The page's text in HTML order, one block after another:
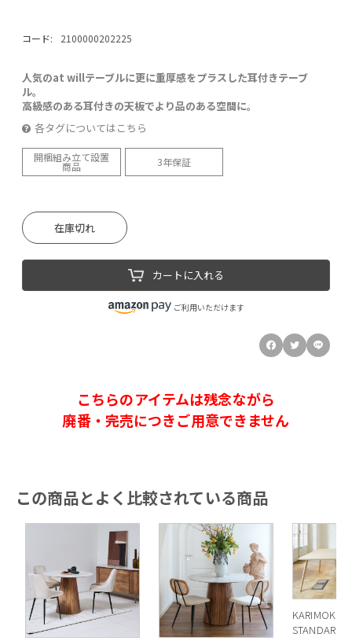
コード: 2100000202225
人気のat willテーブルに更に重厚感をプラスした耳付きテーブ
ル。
高級感のある耳付きの天板でより品のある空間に。
各タグについてはこちら
開梱組み立て設置
商品 3年保証
在庫切れ
カートに入れる
ご利用いただけます
こちらのアイテムは残念ながら
廃番・完売につきご用意できません
この商品とよく比較されている商品
KARIMOKU
STANDARD